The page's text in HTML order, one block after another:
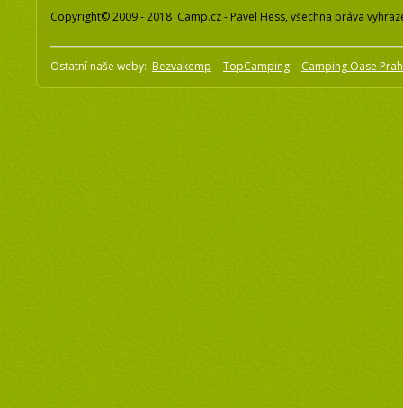
Copyright© 2009 - 2018 Camp.cz - Pavel Hess, všechna práva
Ostatní naše weby: Bezvakemp TopCamping Camping Oase